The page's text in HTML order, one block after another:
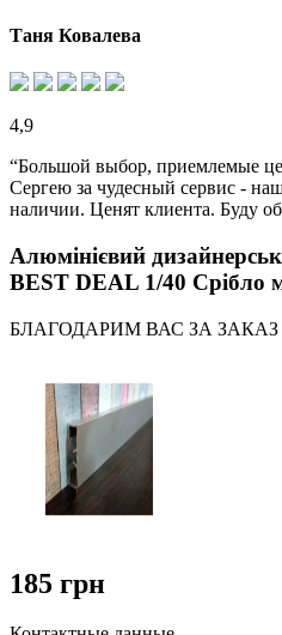
Таня Ковалева
4,9
“Большой выбор, приемлемые
Сергею за чудесный сервис -
наличии. Ценят клиента. Буду
Алюмінієвий
BEST DEAL 1/40 Срібло
БЛАГОДАРИМ ВАС ЗА ЗАКАЗ
185 грн